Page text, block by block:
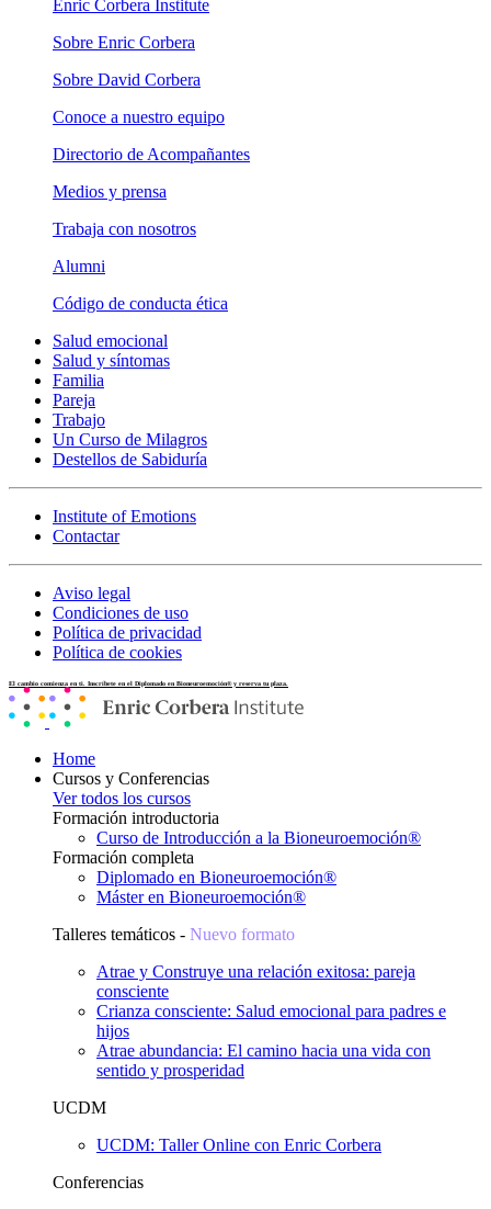
Enric Corbera Institute
Sobre Enric Corbera
Sobre David Corbera
Conoce a nuestro equipo
Directorio de Acompañantes
Medios y prensa
Trabaja con nosotros
Alumni
Código de conducta ética
Salud emocional
Salud y síntomas
Familia
Pareja
Trabajo
Un Curso de Milagros
Destellos de Sabiduría
Institute of Emotions
Contactar
Aviso legal
Condiciones de uso
Política de privacidad
Política de cookies
El cambio comienza en ti. Inscríbete en el Diplomado en Bioneuroemoción® y reserva tu plaza.
Home
Cursos y Conferencias
Ver todos los cursos
Formación introductoria
Curso de Introducción a la Bioneuroemoción®
Formación completa
Diplomado en Bioneuroemoción®
Máster en Bioneuroemoción®
Talleres temáticos - Nuevo formato
Atrae y Construye una relación exitosa: pareja
consciente
Crianza consciente: Salud emocional para padres e
hijos
Atrae abundancia: El camino hacia una vida con
sentido y prosperidad
UCDM
UCDM: Taller Online con Enric Corbera
Conferencias